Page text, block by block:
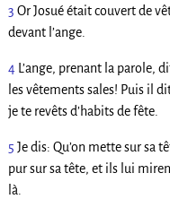
3 Or Josué était couvert de
devant l’ange.
4L’ange, prenant la parole,
les vêtements sales! Puis il
je te revêts d’habits de fête.
5 Je dis: Qu’on mette sur sa
pur sur sa tête, et ils lui
là.